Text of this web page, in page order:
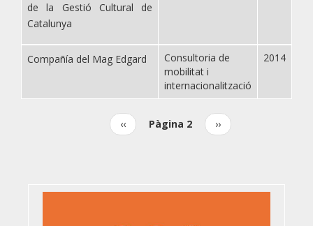
de la Gestió Cultural de
Catalunya
Compañía del Mag Edgard
Consultoria de
mobilitat i
internacionalització
2014
Pàgina
anterior
‹‹ Pàgina 2
Pàgina
següent
››